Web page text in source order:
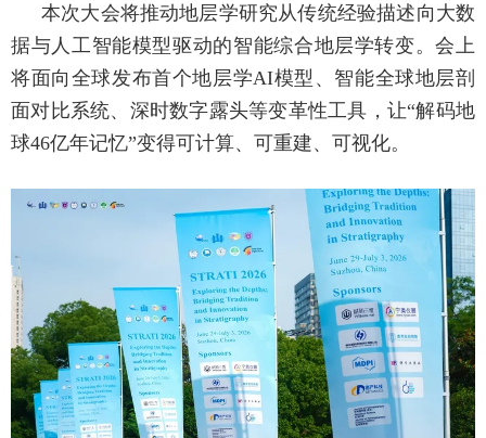
本次大会将推动地层学研究从传统经验描述向大数
据与人工智能模型驱动的智能综合地层学转变。会上
将面向全球发布首个地层学AI模型、智能全球地层剖
面对比系统、深时数字露头等变革性工具，让“解码地
球46亿年记忆”变得可计算、可重建、可视化。